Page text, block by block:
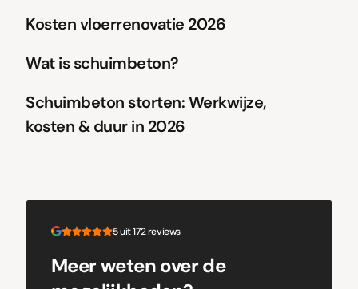
Kosten vloerrenovatie 2026
Wat is schuimbeton?
Schuimbeton storten: Werkwijze,
kosten & duur in 2026
5 uit 172 reviews
Meer weten over de